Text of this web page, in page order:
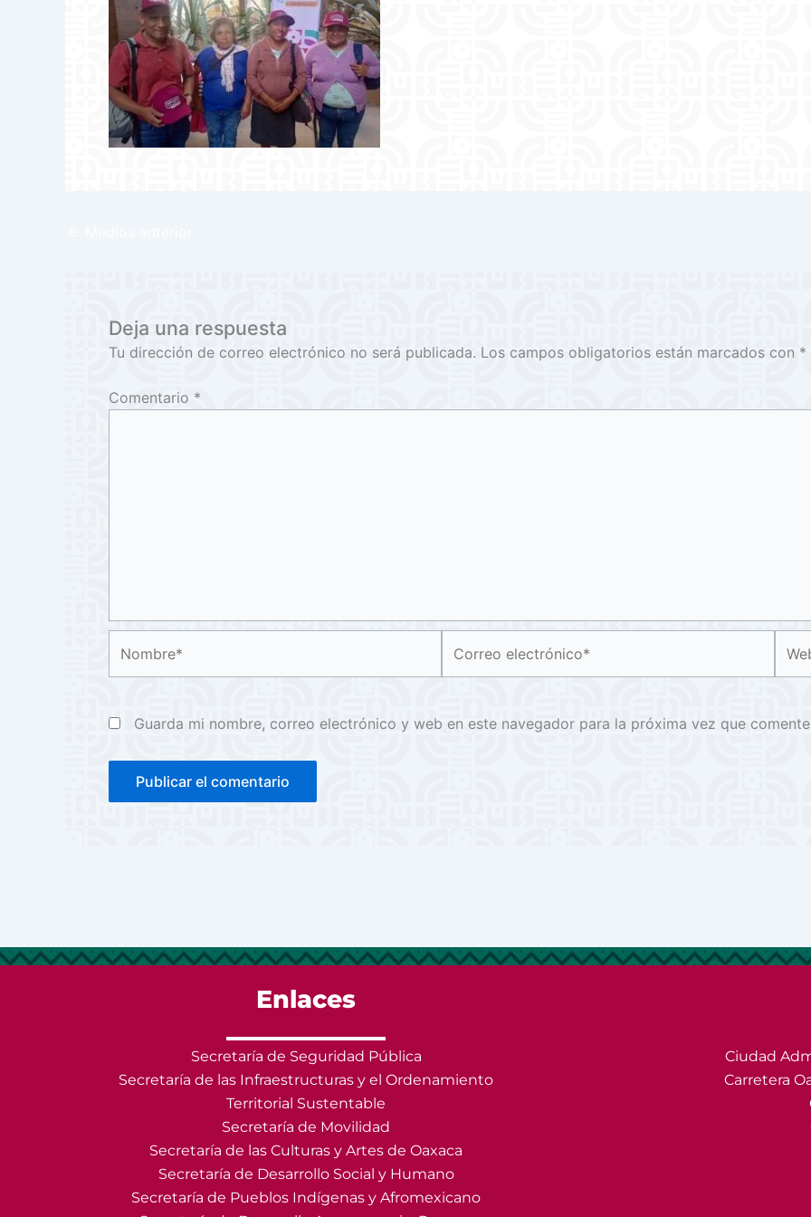
Deja una respuesta
Tu dirección de correo electrónico no será publicada. Los campos obligatorios están marcados con *
Comentario *
electrónico*
Guarda mi nombre, correo electrónico y web en este navegador para la próxima vez que
Enlaces
Secretaría de Seguridad Pública
Secretaría de las Infraestructuras y el Ordenamiento
Territorial Sustentable
Secretaría de Movilidad
Secretaría de las Culturas y Artes de Oaxaca
Secretaría de Desarrollo Social y Humano
Secretaría de Pueblos Indígenas y Afromexicano
Ciudad
Carretera